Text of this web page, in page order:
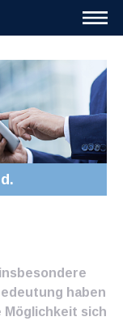
haben
Möglichkeit sich